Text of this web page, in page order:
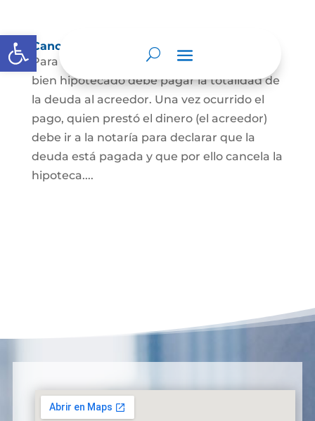
Abrir barra de herramientas
Cancelación de Hipoteca
Para cancelar una hipoteca, el dueño del
bien hipotecado debe pagar la totalidad de
la deuda al acreedor. Una vez ocurrido el
pago, quien prestó el dinero (el acreedor)
debe ir a la notaría para declarar que la
deuda está pagada y que por ello cancela la
hipoteca....